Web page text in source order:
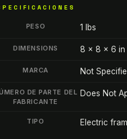
PESO 1 lbs
DIMENSIONS 8 × 8 × 6 in
MARCA Not
DE PARTE DEL
FABRICANTE
Does Not
TIPO Electric